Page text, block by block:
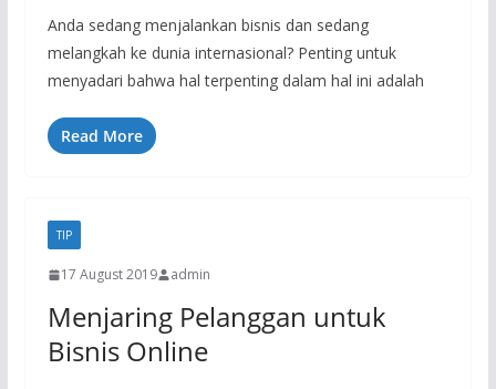
Anda sedang menjalankan bisnis dan sedang
melangkah ke dunia internasional? Penting untuk
menyadari bahwa hal terpenting dalam hal ini adalah
Read More
TIP
17 August 2019 admin
Menjaring Pelanggan untuk
Bisnis Online